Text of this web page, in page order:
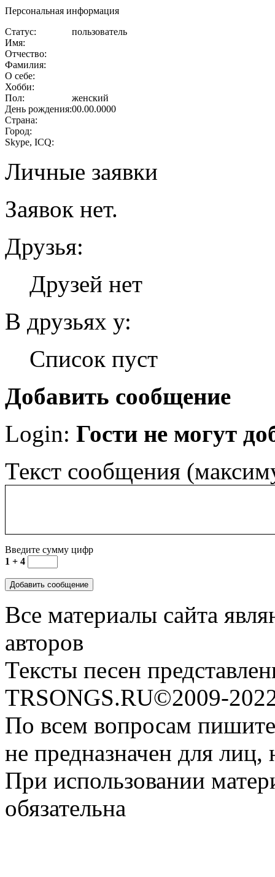
Персональная информация
Статус:
пользователь
Имя:
Отчество:
Фамилия:
О себе:
Хобби:
Пол:
женский
День рождения:00.00.0000
Страна:
Город:
Skype, ICQ:
Личные заявки
Заявок нет.
Друзья:
Друзей нет
В друзьях у:
Список пуст
Добавить сообщение
Login: Гости не могут
Текст сообщения
Введите сумму цифр
1 + 4
Все материалы сайта
авторов
Тексты песен
TRSONGS.RU©2009-
По всем вопросам
не предназначен для
При использовании
обязательна